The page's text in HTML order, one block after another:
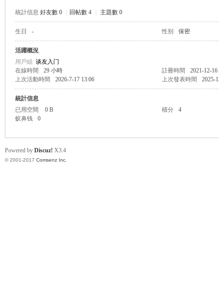
統計信息 好友數 0 回帖數 4 主題數 0
生日 - 性别 保密
活躍概況
用戶組 谈友入门
在線時間
29 小時 註冊時間
2021-12-16
上次活動時間
2026-7-17 13:06 上次發表時間 2025-
統計信息
已用空間
0 B 積分
4
蚁鼻钱
0
Powered by Discuz! X3.4
© 2001-2017 Comsenz Inc.